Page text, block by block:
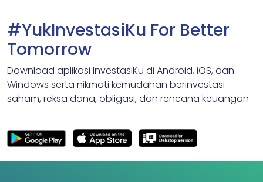
#YukInvestasiKu For Better
Tomorrow
Download aplikasi InvestasiKu di Android, iOS, dan
Windows serta nikmati kemudahan berinvestasi
saham, reksa dana, obligasi, dan rencana keuangan